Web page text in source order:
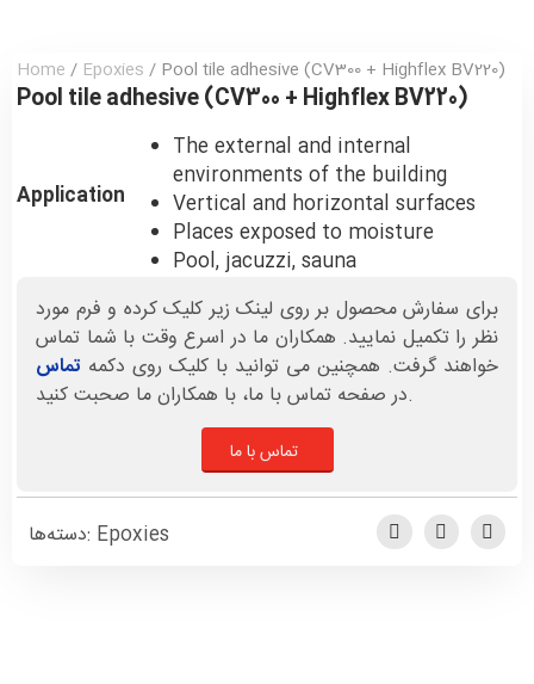
Home / Epoxies / Pool tile adhesive (CV300 + Highflex BV220)
Pool tile adhesive (CV300 + Highflex BV220)
Application
The external and internal
environments of the building
Vertical and horizontal surfaces
Places exposed to moisture
Pool, jacuzzi, sauna
برای سفارش محصول بر روی لینک زیر کلیک کرده و فرم مورد
نظر را تکمیل نمایید. همکاران ما در اسرع وقت با شما تماس
خواهند گرفت. همچنین می توانید با کلیک روی دکمه تماس
در صفحه تماس با ما، با همکاران ما صحبت کنید.
تماس با ما
دسته‌ها: Epoxies